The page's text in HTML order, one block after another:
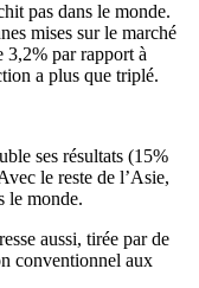
pas dans le monde.
mises sur le marché
3,2% par rapport à
a plus que triplé.
ses résultats (15%
le reste de l’Asie,
le monde.
aussi, tirée par de
conventionnel aux